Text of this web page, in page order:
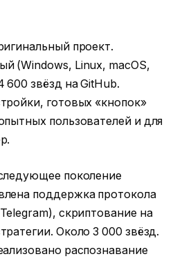
проект.
(Windows, Linux, macOS,
600 звёзд на GitHub.
готовых «кнопок»
пользователей и для
поколение
поддержка протокола
скриптование на
Около 3 000 звёзд.
распознавание